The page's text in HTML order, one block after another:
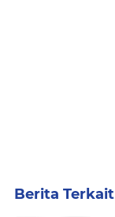
Berita Terkait